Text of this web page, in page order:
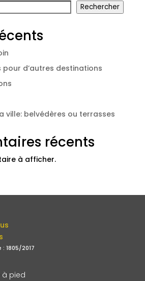
Rechercher
pour d’autres destinations
ville: belvédères ou terrasses
récents
à afficher.
1805/2017
à pied